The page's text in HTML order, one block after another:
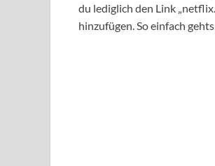
du lediglich den Link
hinzufügen. So einfach